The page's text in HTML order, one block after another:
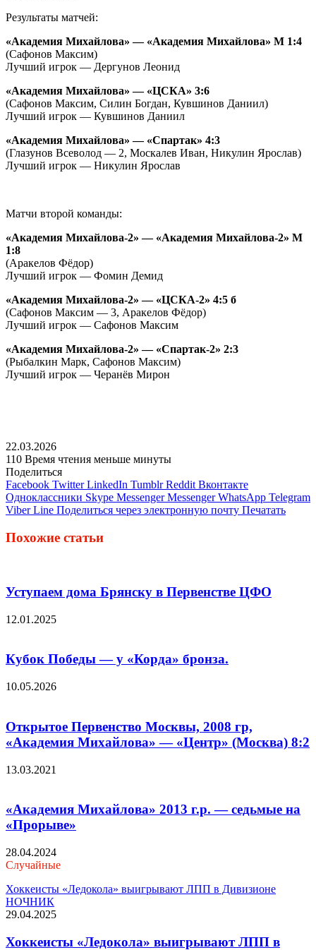
Результаты матчей:
«Академия Михайлова» — «Академия Михайлова» М 1:4
(Сафонов Максим)
Лучший игрок — Дергунов Леонид
«Академия Михайлова» — «ЦСКА» 3:6
(Сафонов Максим, Силин Богдан, Кувшинов Даниил)
Лучший игрок — Кувшинов Даниил
«Академия Михайлова» — «Спартак» 4:3
(Глазунов Всеволод — 2, Москалев Иван, Никулин Ярослав)
Лучший игрок — Никулин Ярослав
Матчи второй команды:
«Академия Михайлова-2» — «Академия Михайлова-2» М
1:8
(Аракелов Фёдор)
Лучший игрок — Фомин Демид
«Академия Михайлова-2» — «ЦСКА-2» 4:5 б
(Сафонов Максим — 3, Аракелов Фёдор)
Лучший игрок — Сафонов Максим
«Академия Михайлова-2» — «Спартак-2» 2:3
(Рыбалкин Марк, Сафонов Максим)
Лучший игрок — Черанёв Мирон
22.03.2026
110 Время чтения меньше минуты
Поделиться
Facebook Twitter LinkedIn Tumblr Reddit Вконтакте
Одноклассники Skype Messenger Messenger WhatsApp Telegram
Viber Line Поделиться через электронную почту Печатать
Похожие статьи
Уступаем дома Брянску в Первенстве ЦФО
12.01.2025
Кубок Победы — у «Корда» бронза.
10.05.2026
Открытое Первенство Москвы, 2008 гр,
«Академия Михайлова» — «Центр» (Москва) 8:2
13.03.2021
«Академия Михайлова» 2013 г.р. — седьмые на
«Прорыве»
28.04.2024
Случайные
Хоккеисты «Ледокола» выигрывают ЛПП в Дивизионе
НОЧНИК
29.04.2025
Хоккеисты «Ледокола» выигрывают ЛПП в